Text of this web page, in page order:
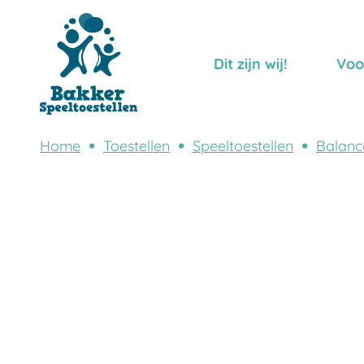
Dit zijn wij!
Home Toestellen Speeltoestellen